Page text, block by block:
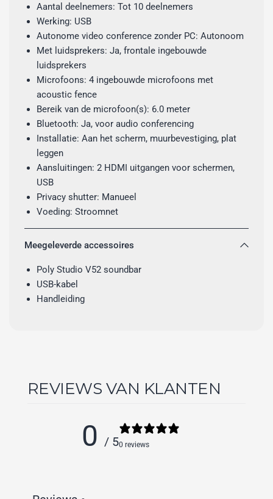
Aantal deelnemers: Tot 10 deelnemers
Werking: USB
Autonome video conference zonder PC: Autonoom
Met luidsprekers: Ja, frontale ingebouwde
luidsprekers
Microfoons: 4 ingebouwde microfoons met
acoustic fence
Bereik van de microfoon(s): 6.0 meter
Bluetooth: Ja, voor audio conferencing
Installatie: Aan het scherm, muurbevestiging, plat
leggen
Aansluitingen: 2 HDMI uitgangen voor schermen,
USB
Privacy shutter: Manueel
Voeding: Stroomnet
Meegeleverde accessoires
Poly Studio V52 soundbar
USB-kabel
Handleiding
REVIEWS VAN KLANTEN
0 / 50 reviews